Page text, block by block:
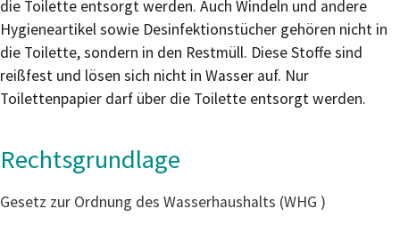
die Toilette entsorgt werden. Auch Windeln und andere
Hygieneartikel sowie Desinfektionstücher gehören nicht in
die Toilette, sondern in den Restmüll. Diese Stoffe sind
reißfest und lösen sich nicht in Wasser auf. Nur
Toilettenpapier darf über die Toilette entsorgt werden.
Rechtsgrundlage
Gesetz zur Ordnung des Wasserhaushalts (WHG )